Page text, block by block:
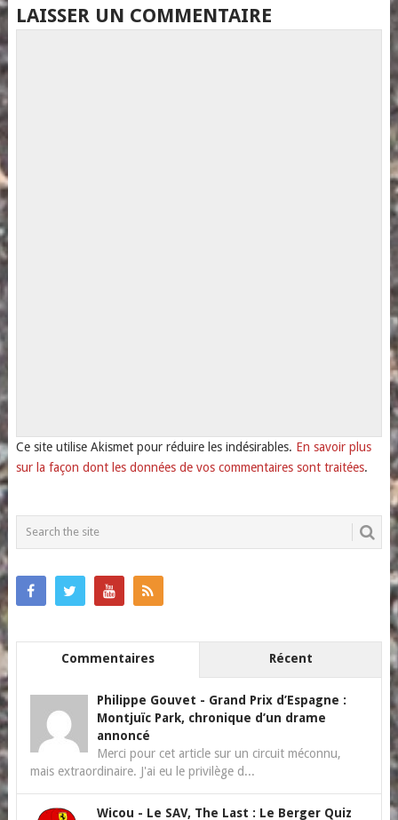
LAISSER UN COMMENTAIRE
Ce site utilise Akismet pour réduire les indésirables. En savoir plus
sur la façon dont les données de vos commentaires sont traitées.
Commentaires Récent
Philippe Gouvet - Grand Prix d’Espagne :
Montjuïc Park, chronique d’un drame
annoncé
Merci pour cet article sur un circuit méconnu,
mais extraordinaire. J'ai eu le privilège d...
Wicou - Le SAV, The Last : Le Berger Quiz